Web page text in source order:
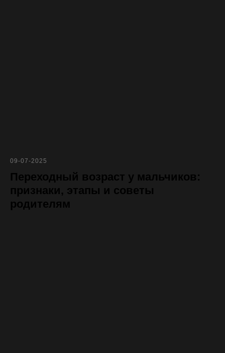
09-07-2025
Переходный возраст у мальчиков:
признаки, этапы и советы
родителям